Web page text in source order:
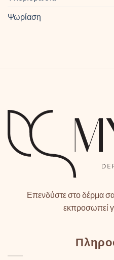
Ψωρίαση
Επενδύστε στο δέρμα
εκπροσωπεί